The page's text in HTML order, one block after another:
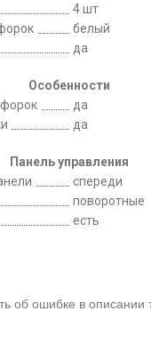
4 шт
белый
да
Особенности
да
да
Панель управления
спереди
поворотные
есть
об ошибке в описании